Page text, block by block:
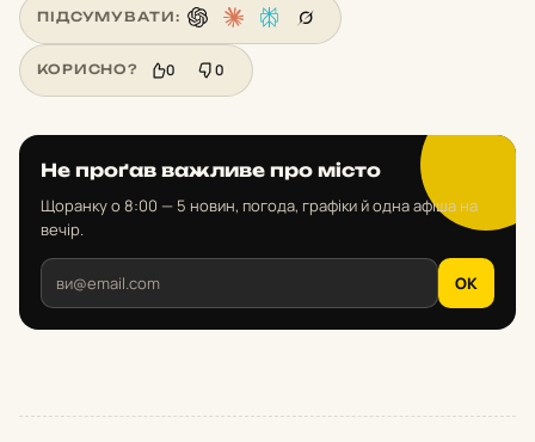
ПІДСУМУВАТИ:
КОРИСНО? 0 0
Не проґав важливе про місто
Щоранку о 8:00 — 5 новин, погода, графіки й одна афіша на
вечір.
OK